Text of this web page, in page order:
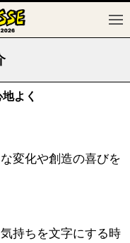
よく
変化や創造の喜びを
持ちを文字にする時